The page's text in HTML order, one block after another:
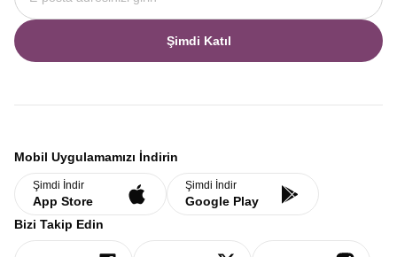
Şimdi Katıl
Mobil Uygulamamızı İndirin
Şimdi İndir
App Store
Şimdi İndir
Google Play
Bizi Takip Edin